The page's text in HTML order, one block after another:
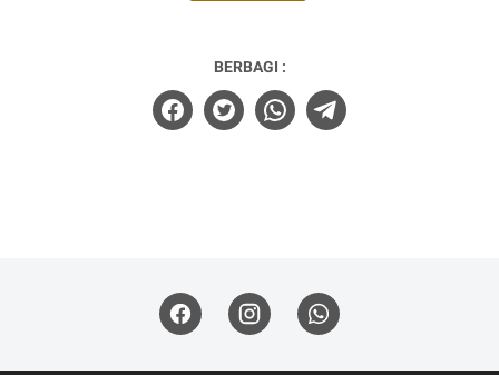
BERBAGI :